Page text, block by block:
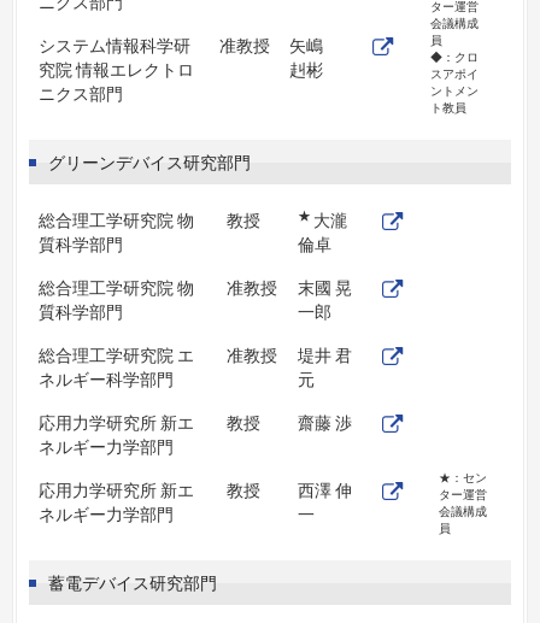
システム情報科学研
究院 情報エレクトロ
ニクス部門
准教授
矢嶋
赳彬
ター運営
会議構成
員
◆：クロ
スアポイ
ントメン
ト教員
グリーンデバイス研究部門
総合理工学研究院 物
質科学部門
教授 ★ 大瀧
倫卓
総合理工学研究院 物
質科学部門
准教授
末國 晃
一郎
総合理工学研究院 エ
ネルギー科学部門
准教授
堤井 君
元
応用力学研究所 新エ
ネルギー力学部門
教授 齋藤 渉
応用力学研究所 新エ
ネルギー力学部門
教授
西澤 伸
一
★：セン
ター運営
会議構成
員
蓄電デバイス研究部門